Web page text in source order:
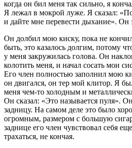
когда он бил меня так сильно, я
Я лежал в мокрой луже. Я сказал:
и дайте мне перевести дыхание». Он
Он долбил мою киску, пока не
быть, это казалось долгим, потому
у меня закружилась голова. Он
колотить меня, и начал сосать мои
Его член полностью заполнил мою
он двигался, он тер мой клитор. Я
меня чем-то холодным и
Он сказал: «Это называется пуля».
задницу. На самом деле это было
огромным, размером с большую
заднице его член чувствовал себя
трахаться, не кончая.